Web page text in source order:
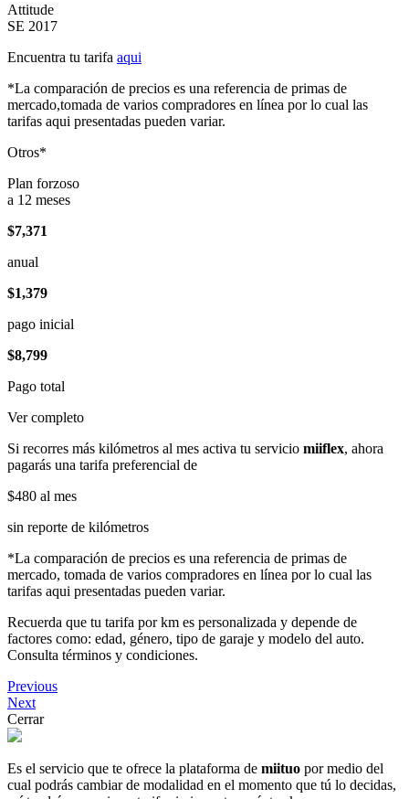
Attitude
SE 2017
Encuentra tu tarifa aqui
*La comparación de precios es una referencia de primas de
mercado,tomada de varios compradores en línea por lo cual las
tarifas aqui presentadas pueden variar.
Otros*
Plan forzoso
a 12 meses
$7,371
anual
$1,379
pago inicial
$8,799
Pago total
Ver completo
Si recorres más kilómetros al mes activa tu servicio miiflex, ahora
pagarás una tarifa preferencial de
$480 al mes
sin reporte de kilómetros
*La comparación de precios es una referencia de primas de
mercado, tomada de varios compradores en línea por lo cual las
tarifas aqui presentadas pueden variar.
Recuerda que tu tarifa por km es personalizada y depende de
factores como: edad, género, tipo de garaje y modelo del auto.
Consulta términos y condiciones.
Previous
Next
Cerrar
Es el servicio que te ofrece la plataforma de miituo por medio del
cual podrás cambiar de modalidad en el momento que tú lo decidas,